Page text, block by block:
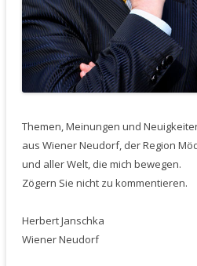
Themen, Meinungen und
aus Wiener Neudorf, der Region
und aller Welt, die mich bewegen.
Zögern Sie nicht zu kommentieren.
Herbert Janschka
Wiener Neudorf